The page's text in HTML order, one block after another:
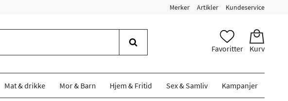
Merker Artikler Kundeservice
Favoritter Kurv
Mat & drikke Mor & Barn Hjem & Fritid Sex & Samliv Kampanjer